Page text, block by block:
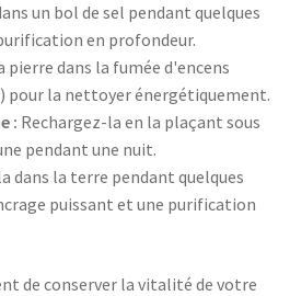
un bol de sel pendant quelques
en profondeur.
pierre dans la fumée d'encens
pour la nettoyer énergétiquement.
: Rechargez-la en la plaçant sous
pendant une nuit.
dans la terre pendant quelques
puissant et une purification
de conserver la vitalité de votre